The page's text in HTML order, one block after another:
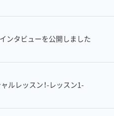
ンタビューを公開しました
ルレッスン！-レッスン1-